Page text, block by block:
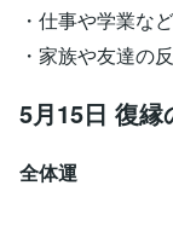
・仕事や学業な
・家族や友達の
5月15日 復縁
全体運